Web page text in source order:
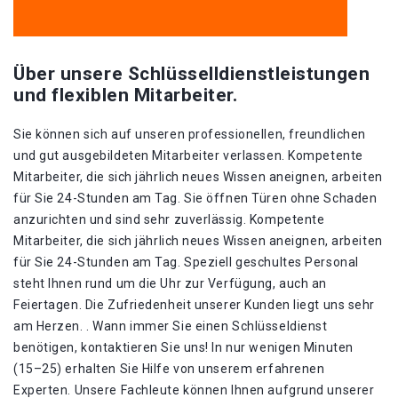
Über unsere Schlüsselldienstleistungen
und flexiblen Mitarbeiter.
Sie können sich auf unseren professionellen, freundlichen
und gut ausgebildeten Mitarbeiter verlassen. Kompetente
Mitarbeiter, die sich jährlich neues Wissen aneignen, arbeiten
für Sie 24-Stunden am Tag. Sie öffnen Türen ohne Schaden
anzurichten und sind sehr zuverlässig. Kompetente
Mitarbeiter, die sich jährlich neues Wissen aneignen, arbeiten
für Sie 24-Stunden am Tag. Speziell geschultes Personal
steht Ihnen rund um die Uhr zur Verfügung, auch an
Feiertagen. Die Zufriedenheit unserer Kunden liegt uns sehr
am Herzen. . Wann immer Sie einen Schlüsseldienst
benötigen, kontaktieren Sie uns! In nur wenigen Minuten
(15–25) erhalten Sie Hilfe von unserem erfahrenen
Experten. Unsere Fachleute können Ihnen aufgrund unserer